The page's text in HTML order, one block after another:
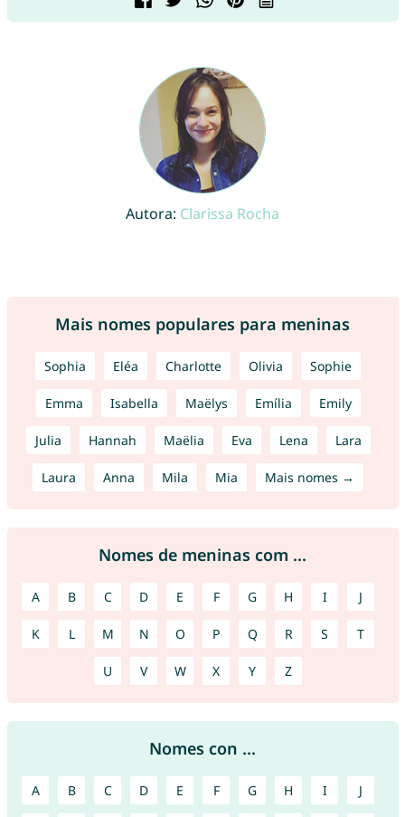
Autora: Clarissa Rocha
Mais nomes populares para meninas
Sophia Eléa Charlotte Olivia Sophie
Emma Isabella Maëlys Emília Emily
Julia Hannah Maëlia Eva Lena Lara
Laura Anna Mila Mia Mais nomes →
Nomes de meninas com ...
A B C D E F G H I J
K L M N O P Q R S T
U V W X Y Z
Nomes con ...
A B C D E F G H I J